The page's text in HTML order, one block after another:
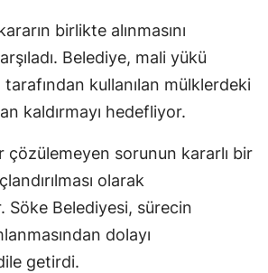
birlikte alınmasını
Belediye, mali yükü
kullanılan mülklerdeki
kaldırmayı hedefliyor.
çözülemeyen sorunun kararlı bir
olarak
Söke Belediyesi, sürecin
dolayı
getirdi.